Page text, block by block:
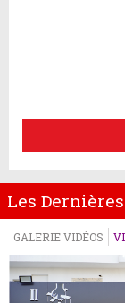
Les
GALERIE VIDÉOS